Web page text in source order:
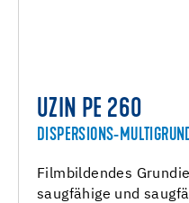
UZIN PE 260
DISPERSIONS-
Filmbildendes
saugfähige und